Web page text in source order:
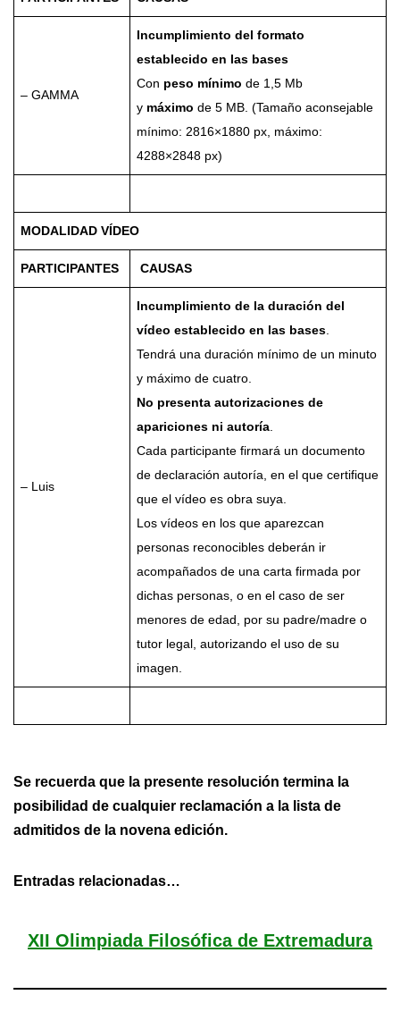
– GAMMA
Incumplimiento del formato
establecido en las bases
Con peso mínimo de 1,5 Mb
y máximo de 5 MB. (Tamaño aconsejable
mínimo: 2816×1880 px, máximo:
4288×2848 px)
MODALIDAD VÍDEO
PARTICIPANTES CAUSAS
– Luis
Incumplimiento de la duración del
vídeo establecido en las bases
Tendrá una duración mínimo de un minuto
y máximo de cuatro.
No presenta autorizaciones de
apariciones ni autoría
Cada participante firmará un documento
de declaración autoría, en el que certifique
que el vídeo es obra suya.
Los vídeos en los que aparezcan
personas reconocibles deberán ir
acompañados de una carta firmada por
dichas personas, o en el caso de ser
menores de edad, por su padre/madre o
tutor legal, autorizando el uso de su
imagen.
Se recuerda que la presente resolución termina la
posibilidad de cualquier reclamación a la lista de
admitidos de la novena edición.
Entradas relacionadas…
XII Olimpiada Filosófica de Extremadura